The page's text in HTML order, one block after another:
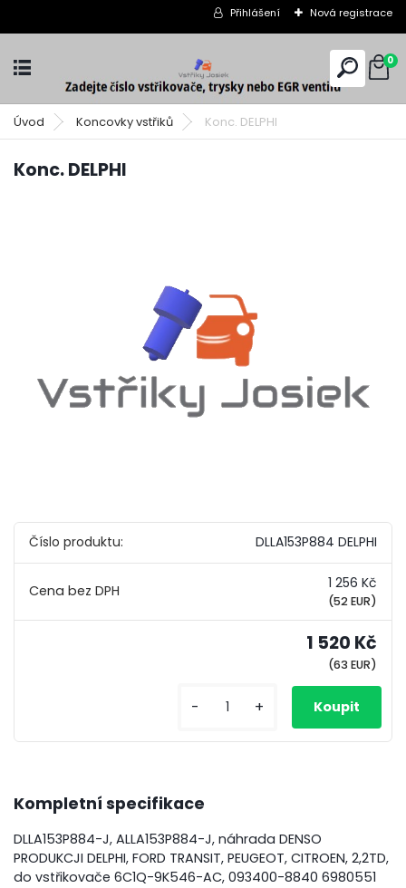
Přihlášení Nová registrace
0
Úvod Koncovky vstřiků Konc. DELPHI
Konc. DELPHI
Číslo produktu: DLLA153P884 DELPHI
1 256 Kč
(52 EUR)
1 520 Kč
(63 EUR)
- +
Kompletní specifikace
DLLA153P884-J, ALLA153P884-J, náhrada DENSO
PRODUKCJI DELPHI, FORD TRANSIT, PEUGEOT, CITROEN, 2,2TD,
do vstřikovače 6C1Q-9K546-AC, 093400-8840 6980551